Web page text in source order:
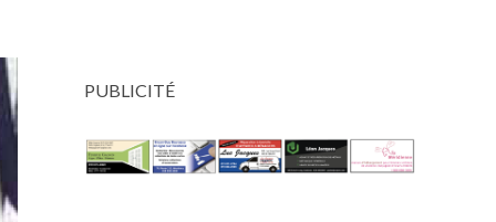
PUBLICITÉ